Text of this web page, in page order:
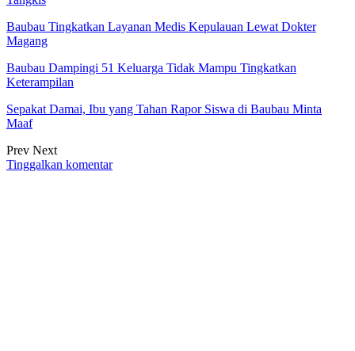
Baubau Tingkatkan Layanan Medis Kepulauan Lewat Dokter
Magang
Baubau Dampingi 51 Keluarga Tidak Mampu Tingkatkan
Keterampilan
Sepakat Damai, Ibu yang Tahan Rapor Siswa di Baubau Minta
Maaf
Prev Next
Tinggalkan komentar